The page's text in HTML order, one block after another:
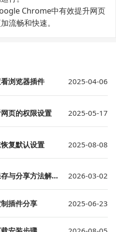
Chrome中有效提升网页
流畅和快速。
浏览器插件 2025-04-06
页的权限设置 2025-05-17
复默认设置 2025-08-08
分享方法解析 2026-03-02
插件分享 2025-06-23